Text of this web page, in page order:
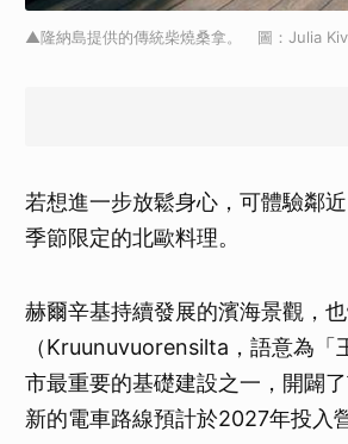
▲隆納島提供的傳統柴燒桑拿。 圖：Julia
若想進一步放鬆身心，可體驗鄰
季節限定的北歐料理。
赫爾辛基持續發展的濱海景觀，
（Kruunuvuorensilta，語意為
市最重要的基礎建設之一，開闢
新的電車路線預計於2027年投入